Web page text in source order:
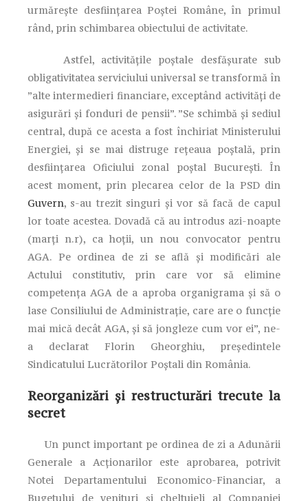
urmărește desființarea Poștei Române, în primul
rând, prin schimbarea obiectului de activitate.
Astfel, activitățile poștale desfășurate sub
obligativitatea serviciului universal se transformă în
”alte intermedieri financiare, exceptând activități de
asigurări și fonduri de pensii”. ”Se schimbă și sediul
central, după ce acesta a fost închiriat Ministerului
Energiei, și se mai distruge rețeaua poștală, prin
desființarea Oficiului zonal poștal București. În
acest moment, prin plecarea celor de la PSD din
Guvern, s-au trezit singuri și vor să facă de capul
lor toate acestea. Dovadă că au introdus azi-noapte
(marți n.r), ca hoții, un nou convocator pentru
AGA. Pe ordinea de zi se află și modificări ale
Actului constitutiv, prin care vor să elimine
competența AGA de a aproba organigrama și să o
lase Consiliului de Administrație, care are o funcție
mai mică decât AGA, și să jongleze cum vor ei”, ne-
a declarat Florin Gheorghiu, președintele
Sindicatului Lucrătorilor Poștali din România.
Reorganizări și restructurări trecute la
secret
Un punct important pe ordinea de zi a Adunării
Generale a Acționarilor este aprobarea, potrivit
Notei Departamentului Economico-Financiar, a
Bugetului de venituri și cheltuieli al Companiei